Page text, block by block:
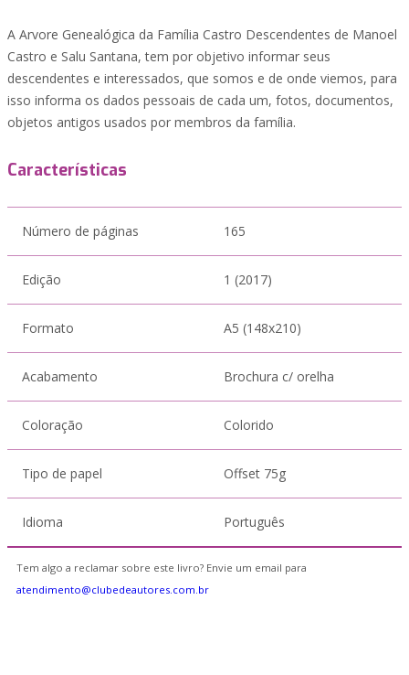
A Arvore Genealógica da Família Castro Descendentes de Manoel
Castro e Salu Santana, tem por objetivo informar seus
descendentes e interessados, que somos e de onde viemos, para
isso informa os dados pessoais de cada um, fotos, documentos,
objetos antigos usados por membros da família.
Características
Número de páginas 165
Edição 1 (2017)
Formato A5 (148x210)
Acabamento Brochura c/ orelha
Coloração Colorido
Tipo de papel Offset 75g
Idioma Português
Tem algo a reclamar sobre este livro? Envie um email para
atendimento@clubedeautores.com.br